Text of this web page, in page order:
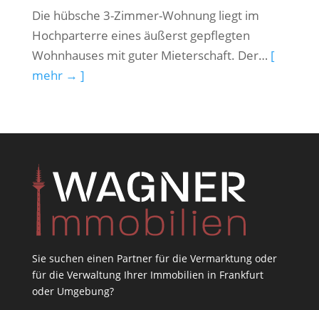
Die hübsche 3-Zimmer-Wohnung liegt im
Hochparterre eines äußerst gepflegten
Wohnhauses mit guter Mieterschaft. Der… [
mehr → ]
Sie suchen einen Partner für die Vermarktung oder
für die Verwaltung Ihrer Immobilien in Frankfurt
oder Umgebung?